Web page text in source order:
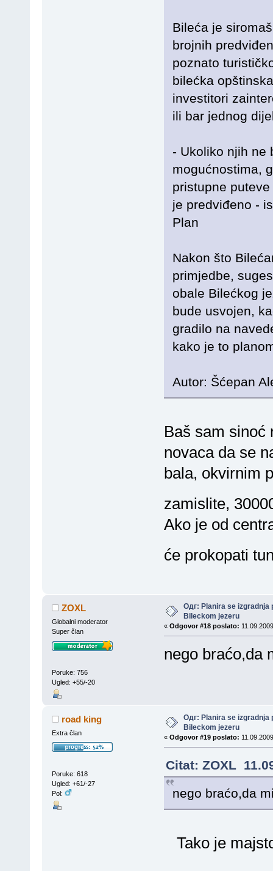
Bileća je
brojnih
poznato
bilećka
investitori
ili bar jednog
- Ukoliko njih ne
mogućnostima,
pristupne
je predviđeno -
Plan
Nakon što
primjedbe,
obale Bilećkog
bude usvojen,
gradilo na
kako je to
Autor: Šćepan
Baš sam sinoć
novaca da se
bala, okvirnim
zamislite,
Ako je od
će prokopati
ZOXL
Globalni moderator
Super član
Poruke: 756
Ugled: +55/-20
Одг: Planira se izgradnja
Bileckom jezeru
« Odgovor #18 poslato:
nego braćo,da
road king
Extra član
Poruke: 618
Ugled: +61/-27
Pol:
Одг: Planira se izgradnja
Bileckom jezeru
« Odgovor #19 poslato:
Citat: ZOXL
nego braćo,da
Tako je